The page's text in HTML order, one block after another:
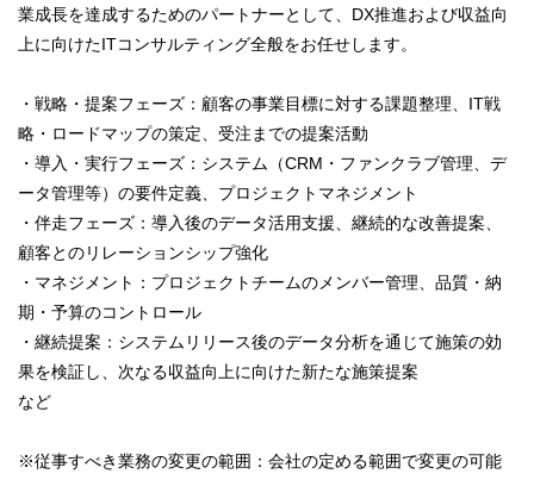
業成長を達成するためのパートナーとして、DX推進および収益向
上に向けたITコンサルティング全般をお任せします。
・戦略・提案フェーズ：顧客の事業目標に対する課題整理、IT戦
略・ロードマップの策定、受注までの提案活動
・導入・実行フェーズ：システム（CRM・ファンクラブ管理、デ
ータ管理等）の要件定義、プロジェクトマネジメント
・伴走フェーズ：導入後のデータ活用支援、継続的な改善提案、
顧客とのリレーションシップ強化
・マネジメント：プロジェクトチームのメンバー管理、品質・納
期・予算のコントロール
・継続提案：システムリリース後のデータ分析を通じて施策の効
果を検証し、次なる収益向上に向けた新たな施策提案
など
※従事すべき業務の変更の範囲：会社の定める範囲で変更の可能